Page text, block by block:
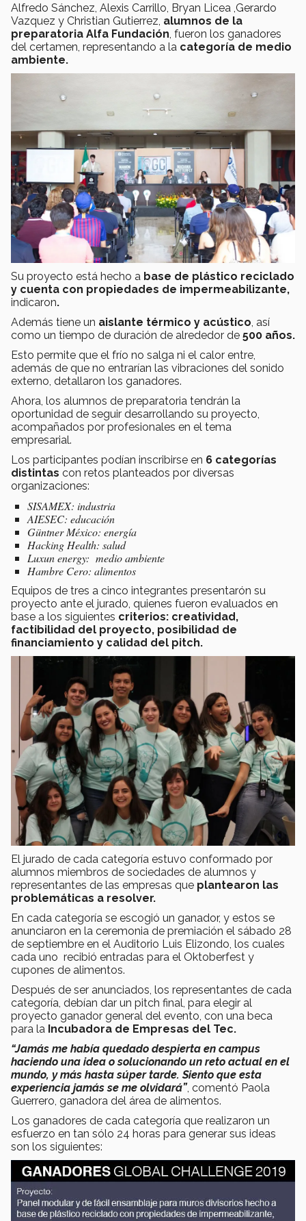
Alfredo Sánchez, Alexis Carrillo, Bryan Licea ,Gerardo
Vazquez y Christian Gutierrez, alumnos de la
preparatoria Alfa Fundación , fueron los ganadores
del certamen, representando a la categoría de medio
ambiente.
Su proyecto está hecho a base de plástico reciclado
y cuenta con propiedades de impermeabilizante,
indicaron.
Además tiene un aislante térmico y acústico, así
como un tiempo de duración de alrededor de 500 años.
Esto permite que el frío no salga ni el calor entre,
además de que no entrarían las vibraciones del sonido
externo, detallaron los ganadores.
Ahora, los alumnos de preparatoria tendrán la
oportunidad de seguir desarrollando su proyecto,
acompañados por profesionales en el tema
empresarial.
Los participantes podían inscribirse en 6 categorías
distintas con retos planteados por diversas
organizaciones:
SISAMEX: industria
AIESEC: educación
Güntner México: energía
Hacking Health: salud
Luxun energy: medio ambiente
Hambre Cero: alimentos
Equipos de tres a cinco integrantes presentarón su
proyecto ante el jurado, quienes fueron evaluados en
base a los siguientes criterios: creatividad,
factibilidad del proyecto, posibilidad de
financiamiento y calidad del pitch.
El jurado de cada categoría estuvo conformado por
alumnos miembros de sociedades de alumnos y
representantes de las empresas que plantearon las
problemáticas a resolver.
En cada categoría se escogió un ganador, y estos se
anunciaron en la ceremonia de premiación el sábado 28
de septiembre en el Auditorio Luis Elizondo, los cuales
cada uno recibió entradas para el Oktoberfest y
cupones de alimentos.
Después de ser anunciados, los representantes de cada
categoría, debían dar un pitch final, para elegir al
proyecto ganador general del evento, con una beca
para la Incubadora de Empresas del Tec.
“Jamás me había quedado despierta en campus
haciendo una idea o solucionando un reto actual en el
mundo, y más hasta súper tarde. Siento que esta
experiencia jamás se me olvidará”, comentó Paola
Guerrero, ganadora del área de alimentos.
Los ganadores de cada categoría que realizaron un
esfuerzo en tan sólo 24 horas para generar sus ideas
son los siguientes: